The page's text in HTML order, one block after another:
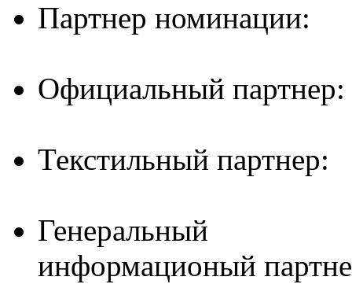
Партнер номинации:
Официальный партнер:
Текстильный партнер:
Генеральный
информационый